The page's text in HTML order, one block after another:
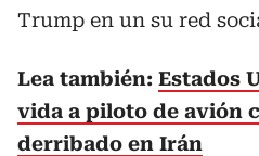
Trump en un su red
Lea también: Estados
vida a piloto de avión
derribado en Irán